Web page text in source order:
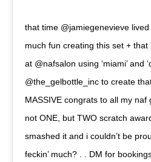
that time @jamiegenevieve
much fun creating this set + that
at @nafsalon using ‘miami’ and
@the_gelbottle_inc to create
MASSIVE congrats to all my
not ONE, but TWO scratch
smashed it and i couldn’t be
feckin’ much? . . DM for